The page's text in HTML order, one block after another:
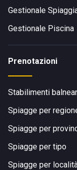
Gestionale
Gestionale Piscina
Prenotazioni
Stabilimenti
Spiagge per
Spiagge per
Spiagge per tipo
Spiagge per